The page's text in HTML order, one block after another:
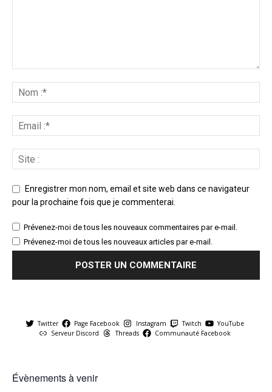
Enregistrer mon nom, email et site web dans ce navigateur
pour la prochaine fois que je commenterai.
Prévenez-moi de tous les nouveaux commentaires par e-mail.
Prévenez-moi de tous les nouveaux articles par e-mail.
Twitter Page Facebook Instagram Twitch
YouTube
Serveur Discord
Threads Communauté Facebook
Évènements à venir